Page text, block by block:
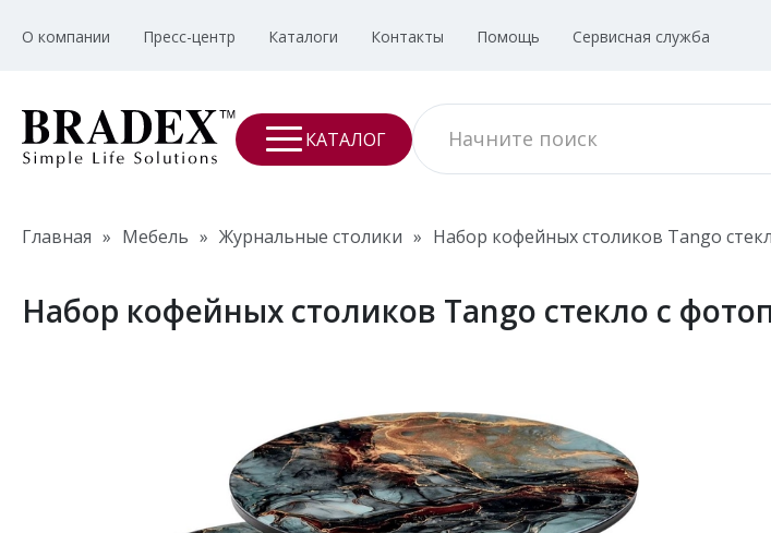
О компании Пресс-центр Каталоги Контакты Помощь Сервисная служба
КАТАЛОГ
Главная » Мебель » Журнальные столики » Набор кофейных столиков Tango
Набор кофейных столиков Tango стекло с